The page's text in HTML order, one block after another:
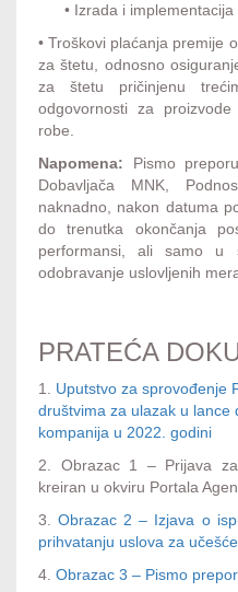
• Izrada i
• Troškovi plaćanja premije
za štetu, odnosno
za štetu pričinjenu
odgovornosti za
robe.
Napomena: Pismo
Dobavljača MNK,
naknadno, nakon datuma
do trenutka okončanja
performansi, ali samo u
odobravanje uslovljenih
PRATEĆA
1. Uputstvo za sprovođenje
društvima za ulazak u lance
kompanija u 2022. godini
2. Obrazac 1 – Prijava
kreiran u okviru Portala
3.Obrazac 2 – Izjava o
prihvatanju uslova za
4. Obrazac 3 – Pismo